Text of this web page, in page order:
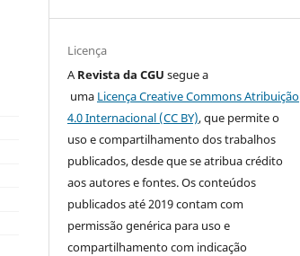
Licença
ARevista da CGU segue a
uma Licença Creative Commons Atribuição
4.0 Internacional (CC BY), que permite o
uso e compartilhamento dos trabalhos
publicados, desde que se atribua crédito
aos autores e fontes. Os conteúdos
publicados até 2019 contam com
permissão genérica para uso e
compartilhamento com indicação